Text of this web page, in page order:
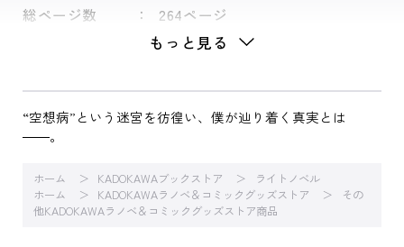
総ページ数 264ページ
もっと見る
“空想病”という迷宮を彷徨い、僕が辿り着く真実とは
――。
ホーム KADOKAWAブックストア
ライトノベル
ホーム
KADOKAWAラノベ＆コミックグッズストア
その
他KADOKAWAラノベ＆コミックグッズストア商品